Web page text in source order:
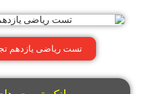
تست ریاضی یازدهم